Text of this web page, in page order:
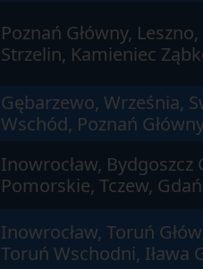
Poznań Główny,
Strzelin, Kamieniec
Gębarzewo, Września,
Wschód, Poznań
Inowrocław, Bydgoszcz
Pomorskie, Tczew,
Inowrocław, Toruń
Toruń Wschodni, Iława